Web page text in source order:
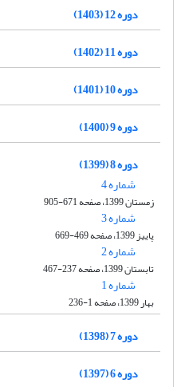
دوره 12 (1403)
دوره 11 (1402)
دوره 10 (1401)
دوره 9 (1400)
دوره 8 (1399)
شماره 4
زمستان 1399، صفحه 671-905
شماره 3
پاییز 1399، صفحه 469-669
شماره 2
تابستان 1399، صفحه 237-467
شماره 1
بهار 1399، صفحه 1-236
دوره 7 (1398)
دوره 6 (1397)